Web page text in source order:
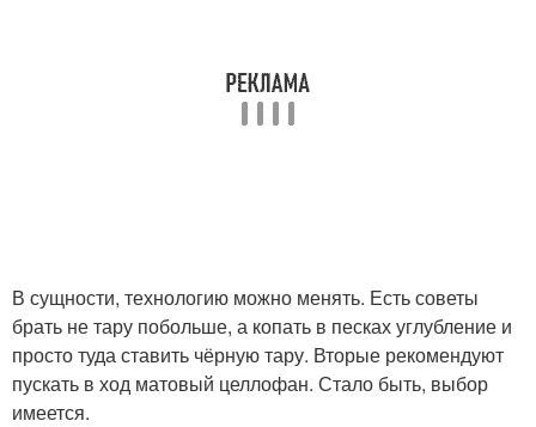
В сущности, технологию можно менять. Есть советы
брать не тару побольше, а копать в песках углубление и
просто туда ставить чёрную тару. Вторые рекомендуют
пускать в ход матовый целлофан. Стало быть, выбор
имеется.